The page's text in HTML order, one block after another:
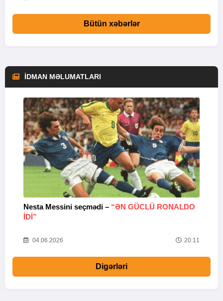
Bütün xəbərlər
İDMAN MƏLUMATLARI
Nesta Messini seçmədi – “ƏN GÜCLÜ RONALDO
IDI”
04.06.2026 20:11
Digərləri